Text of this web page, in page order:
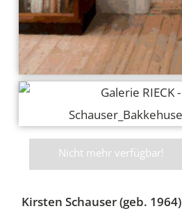
Nicht mehr verfügbar!
Kirsten Schauser (geb. 1964)